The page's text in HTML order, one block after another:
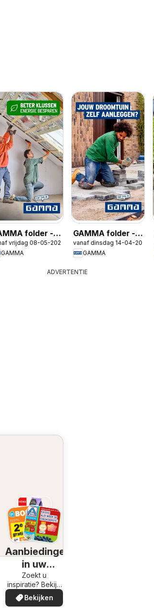
folder -
vrijdag 08-05-2026
GAMMA
GAMMA folder -
Gereedschap
Special
vanaf dinsdag 14-04-2026
GAMMA
ADVERTENTIE
Aanbiedingen
in uw
omgeving
Zoekt u
inspiratie? Bekijk
de aanbiedingen
in uw buurt!
Bekijken